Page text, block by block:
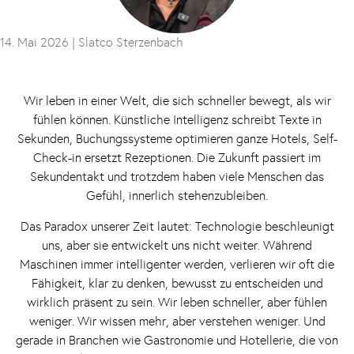
14. Mai 2026 | Slatco Sterzenbach
Wir leben in einer Welt, die sich schneller bewegt, als wir
fühlen können. Künstliche Intelligenz schreibt Texte in
Sekunden, Buchungssysteme optimieren ganze Hotels, Self-
Check-in ersetzt Rezeptionen. Die Zukunft passiert im
Sekundentakt und trotzdem haben viele Menschen das
Gefühl, innerlich stehenzubleiben.
Das Paradox unserer Zeit lautet: Technologie beschleunigt
uns, aber sie entwickelt uns nicht weiter. Während
Maschinen immer intelligenter werden, verlieren wir oft die
Fähigkeit, klar zu denken, bewusst zu entscheiden und
wirklich präsent zu sein. Wir leben schneller, aber fühlen
weniger. Wir wissen mehr, aber verstehen weniger. Und
gerade in Branchen wie Gastronomie und Hotellerie, die von